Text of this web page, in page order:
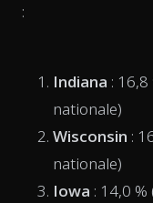
:
Indiana :
nationale)
Wisconsin :
nationale)
Iowa : 14,0